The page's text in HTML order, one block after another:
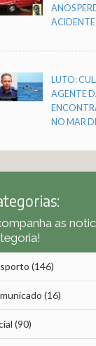
ANOS
LUTO:
AGENTE
NO MAR
as
(146)
(16)
(90)